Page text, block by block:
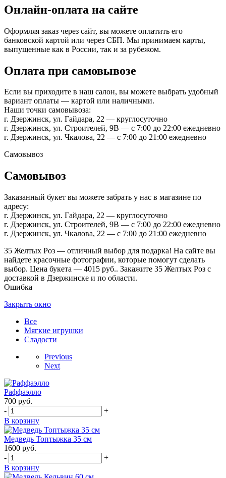
Онлайн-оплата на сайте
Оформляя заказ через сайт, вы можете оплатить его
банковской картой или через СБП. Мы принимаем карты,
выпущенные как в России, так и за рубежом.
Оплата при самовывозе
Если вы приходите в наш салон, вы можете выбрать удобный
вариант оплаты — картой или наличными.
Наши точки самовывоза:
г. Дзержинск, ул. Гайдара, 22 — круглосуточно
г. Дзержинск, ул. Строителей, 9В — с 7:00 до 22:00 ежедневно
г. Дзержинск, ул. Чкалова, 22 — с 7:00 до 21:00 ежедневно
Самовывоз
Самовывоз
Заказанный букет вы можете забрать у нас в магазине по
адресу:
г. Дзержинск, ул. Гайдара, 22 — круглосуточно
г. Дзержинск, ул. Строителей, 9В — с 7:00 до 22:00 ежедневно
г. Дзержинск, ул. Чкалова, 22 — с 7:00 до 21:00 ежедневно
35 Желтых Роз — отличный выбор для подарка! На сайте вы
найдете красочные фотографии, которые помогут сделать
выбор. Цена букета — 4015 руб.. Закажите 35 Желтых Роз с
доставкой в Дзержинске и по области.
Ошибка
Закрыть окно
Все
Мягкие игрушки
Сладости
Previous
Next
Раффаэлло
700 руб.
-
+
В корзину
Медведь Топтыжка 35 см
1600 руб.
-
+
В корзину